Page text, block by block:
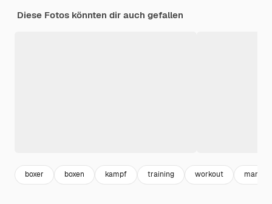
Diese Fotos könnten dir auch gefallen
boxer boxen kampf training workout mann